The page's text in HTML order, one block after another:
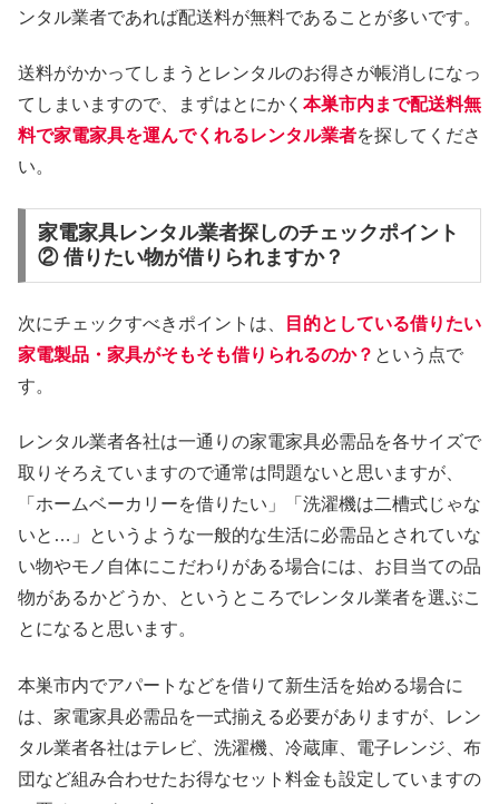
ンタル業者であれば配送料が無料であることが多いです。
送料がかかってしまうとレンタルのお得さが帳消しになっ
てしまいますので、まずはとにかく 本巣市内まで配送料無
料で家電家具を運んでくれるレンタル業者を探してくださ
い。
家電家具レンタル業者探しのチェックポイント
② 借りたい物が借りられますか？
次にチェックすべきポイントは、
目的としている借りたい
家電製品・家具がそもそも借りられるのか？ という点で
す。
レンタル業者各社は一通りの家電家具必需品を各サイズで
取りそろえていますので通常は問題ないと思いますが、
「ホームベーカリーを借りたい」「洗濯機は二槽式じゃな
いと…」というような一般的な生活に必需品とされていな
い物やモノ自体にこだわりがある場合には、お目当ての品
物があるかどうか、というところでレンタル業者を選ぶこ
とになると思います。
本巣市内でアパートなどを借りて新生活を始める場合に
は、家電家具必需品を一式揃える必要がありますが、レン
タル業者各社はテレビ、洗濯機、冷蔵庫、電子レンジ、布
団など組み合わせたお得なセット料金も設定していますの